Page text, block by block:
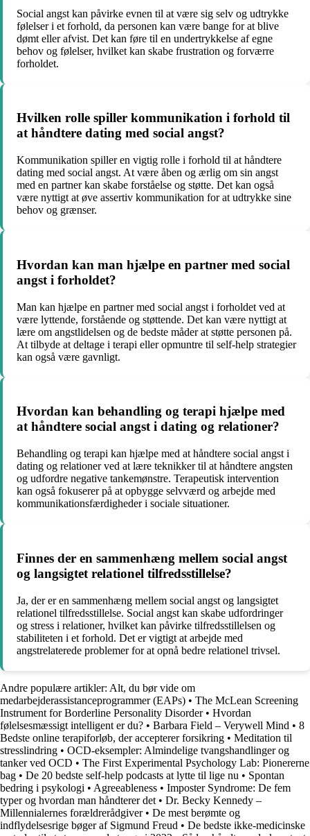
Social angst kan påvirke evnen til at være sig selv og udtrykke
følelser i et forhold, da personen kan være bange for at blive
dømt eller afvist. Det kan føre til en undertrykkelse af egne
behov og følelser, hvilket kan skabe frustration og forværre
forholdet.
Hvilken rolle spiller kommunikation i forhold til
at håndtere dating med social angst?
Kommunikation spiller en vigtig rolle i forhold til at håndtere
dating med social angst. At være åben og ærlig om sin angst
med en partner kan skabe forståelse og støtte. Det kan også
være nyttigt at øve assertiv kommunikation for at udtrykke sine
behov og grænser.
Hvordan kan man hjælpe en partner med social
angst i forholdet?
Man kan hjælpe en partner med social angst i forholdet ved at
være lyttende, forstående og støttende. Det kan være nyttigt at
lære om angstlidelsen og de bedste måder at støtte personen på.
At tilbyde at deltage i terapi eller opmuntre til self-help strategier
kan også være gavnligt.
Hvordan kan behandling og terapi hjælpe med
at håndtere social angst i dating og relationer?
Behandling og terapi kan hjælpe med at håndtere social angst i
dating og relationer ved at lære teknikker til at håndtere angsten
og udfordre negative tankemønstre. Terapeutisk intervention
kan også fokuserer på at opbygge selvværd og arbejde med
kommunikationsfærdigheder i sociale situationer.
Finnes der en sammenhæng mellem social angst
og langsigtet relationel tilfredsstillelse?
Ja, der er en sammenhæng mellem social angst og langsigtet
relationel tilfredsstillelse. Social angst kan skabe udfordringer
og stress i relationer, hvilket kan påvirke tilfredsstillelsen og
stabiliteten i et forhold. Det er vigtigt at arbejde med
angstrelaterede problemer for at opnå bedre relationel trivsel.
Andre populære artikler: Alt, du bør vide om
medarbejderassistanceprogrammer (EAPs) • The McLean Screening
Instrument for Borderline Personality Disorder• Hvordan
følelsesmæssigt intelligent er du? • Barbara Field – Verywell Mind • 8
Bedste online terapiforløb, der accepterer forsikring • Meditation til
stresslindring • OCD-eksempler: Almindelige tvangshandlinger og
tanker ved OCD • The First Experimental Psychology Lab: Pionererne
bag • De 20 bedste self-help podcasts at lytte til lige nu • Spontan
bedring i psykologi • Agreeableness • Imposter Syndrome: De fem
typer og hvordan man håndterer det • Dr. Becky Kennedy –
Millennialernes forældrerådgiver• De mest berømte og
indflydelsesrige bøger af Sigmund Freud • De bedste ikke-medicinske